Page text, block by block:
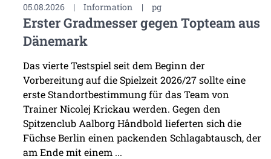
05.08.2026 | Information | pg
Erster Gradmesser gegen Topteam aus
Dänemark
Das vierte Testspiel seit dem Beginn der
Vorbereitung auf die Spielzeit 2026/27 sollte eine
erste Standortbestimmung für das Team von
Trainer Nicolej Krickau werden. Gegen den
Spitzenclub Aalborg Håndbold lieferten sich die
Füchse Berlin einen packenden Schlagabtausch, der
am Ende mit einem ...